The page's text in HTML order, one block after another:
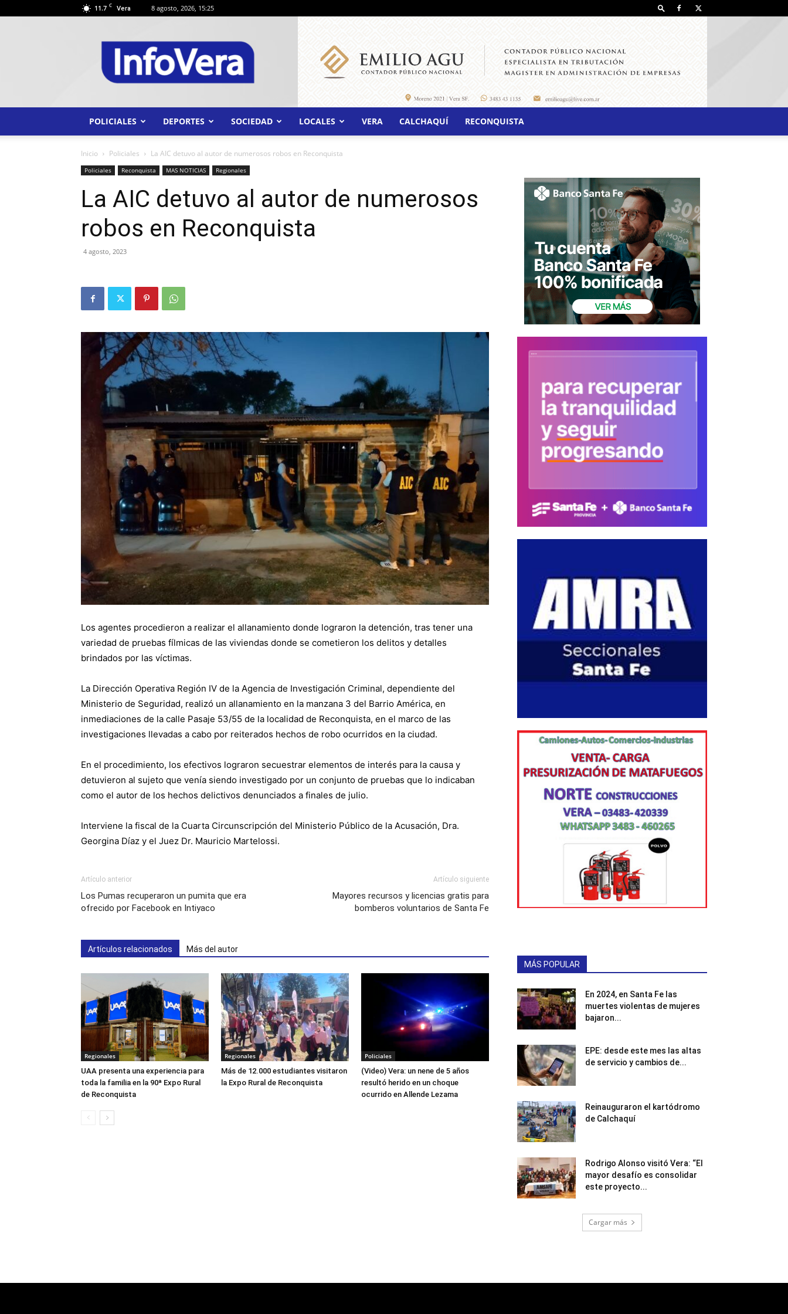
11.7 C Vera 8 agosto, 2026, 15:25
INFO
VERA
POLICIALES DEPORTES SOCIEDAD LOCALES VERA CALCHAQUÍ RECONQUISTA
Inicio Policiales La AIC detuvo al autor de numerosos robos en Reconquista
Policiales Reconquista MAS NOTICIAS Regionales
La AIC detuvo al autor de numerosos
robos en Reconquista
4 agosto, 2023
Los agentes procedieron a realizar el allanamiento donde lograron la detención, tras tener una
variedad de pruebas fílmicas de las viviendas donde se cometieron los delitos y detalles
brindados por las víctimas.
La Dirección Operativa Región IV de la Agencia de Investigación Criminal, dependiente del
Ministerio de Seguridad, realizó un allanamiento en la manzana 3 del Barrio América, en
inmediaciones de la calle Pasaje 53/55 de la localidad de Reconquista, en el marco de las
investigaciones llevadas a cabo por reiterados hechos de robo ocurridos en la ciudad.
En el procedimiento, los efectivos lograron secuestrar elementos de interés para la causa y
detuvieron al sujeto que venía siendo investigado por un conjunto de pruebas que lo indicaban
como el autor de los hechos delictivos denunciados a finales de julio.
Interviene la fiscal de la Cuarta Circunscripción del Ministerio Público de la Acusación, Dra.
Georgina Díaz y el Juez Dr. Mauricio Martelossi.
Artículo anterior
Los Pumas recuperaron un pumita que era
ofrecido por Facebook en Intiyaco
Artículo siguiente
Mayores recursos y licencias gratis para
bomberos voluntarios de Santa Fe
Artículos relacionados Más del autor
Regionales
UAA presenta una experiencia para
toda la familia en la 90ª Expo Rural
de Reconquista
Regionales
Más de 12.000 estudiantes visitaron
la Expo Rural de Reconquista
Policiales
(Video) Vera: un nene de 5 años
resultó herido en un choque
ocurrido en Allende Lezama
MÁS POPULAR
En 2024, en Santa Fe las
muertes violentas de mujeres
bajaron...
EPE: desde este mes las altas
de servicio y cambios de...
Reinauguraron el kartódromo
de Calchaquí
Rodrigo Alonso visitó Vera: “El
mayor desafío es consolidar
este proyecto...
Cargar más